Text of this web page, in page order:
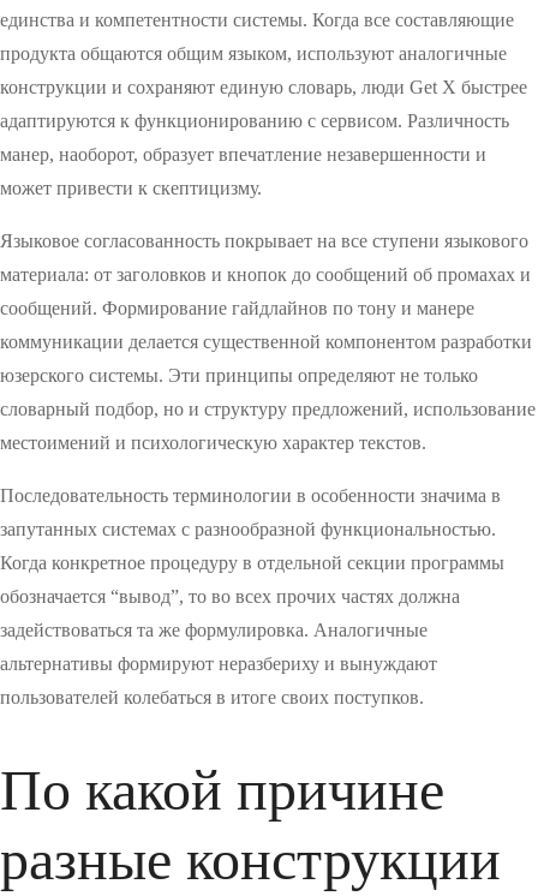
единства и компетентности системы. Когда все составляющие
продукта общаются общим языком, используют аналогичные
конструкции и сохраняют единую словарь, люди Get X быстрее
адаптируются к функционированию с сервисом. Различность
манер, наоборот, образует впечатление незавершенности и
может привести к скептицизму.
Языковое согласованность покрывает на все ступени языкового
материала: от заголовков и кнопок до сообщений об промахах и
сообщений. Формирование гайдлайнов по тону и манере
коммуникации делается существенной компонентом разработки
юзерского системы. Эти принципы определяют не только
словарный подбор, но и структуру предложений, использование
местоимений и психологическую характер текстов.
Последовательность терминологии в особенности значима в
запутанных системах с разнообразной функциональностью.
Когда конкретное процедуру в отдельной секции программы
обозначается “вывод”, то во всех прочих частях должна
задействоваться та же формулировка. Аналогичные
альтернативы формируют неразбериху и вынуждают
пользователей колебаться в итоге своих поступков.
По какой причине
разные конструкции